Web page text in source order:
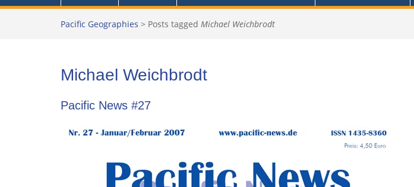
Pacific Geographies > Posts tagged Michael Weichbrodt
Michael Weichbrodt
Pacific News #27